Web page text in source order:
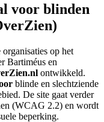
voor blinden
op het
Bartiméus en
ontwikkeld.
blinde en slechtziende
De site gaat verder
(WCAG 2.2) en wordt
beperking.